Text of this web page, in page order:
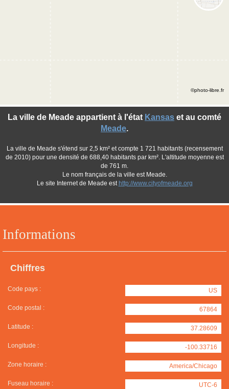
Informations
Chiffres
Code pays : US
Code postal : 67864
Latitude : 37.28609
Longitude : -100.33716
Zone horaire : America/Chicago
Fuseau horaire : UTC-6
La ville de Meade appartient à l'état Kansas et au comté
Meade.
La ville de Meade s'étend sur 2,5 km² et compte 1 721 habitants (recensement
de 2010) pour une densité de 688,40 habitants par km². L'altitude moyenne est
de 761 m.
Le nom français de la ville est Meade.
Le site Internet de Meade est http://www.cityofmeade.org
©photo-libre.fr